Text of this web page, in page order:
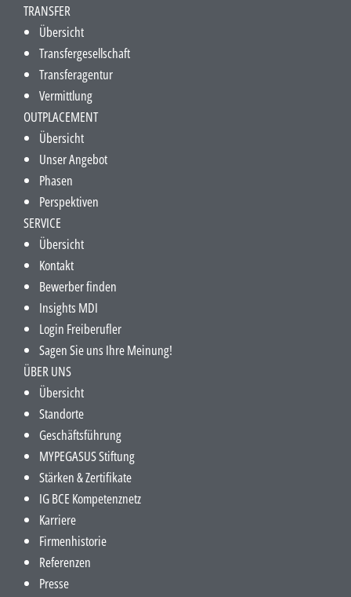
TRANSFER
Übersicht
Transfergesellschaft
Transferagentur
Vermittlung
OUTPLACEMENT
Übersicht
Unser Angebot
Phasen
Perspektiven
SERVICE
Übersicht
Kontakt
Bewerber finden
Insights MDI
Login Freiberufler
Sagen Sie uns Ihre Meinung!
ÜBER UNS
Übersicht
Standorte
Geschäftsführung
MYPEGASUS Stiftung
Stärken & Zertifikate
IG BCE Kompetenznetz
Karriere
Firmenhistorie
Referenzen
Presse